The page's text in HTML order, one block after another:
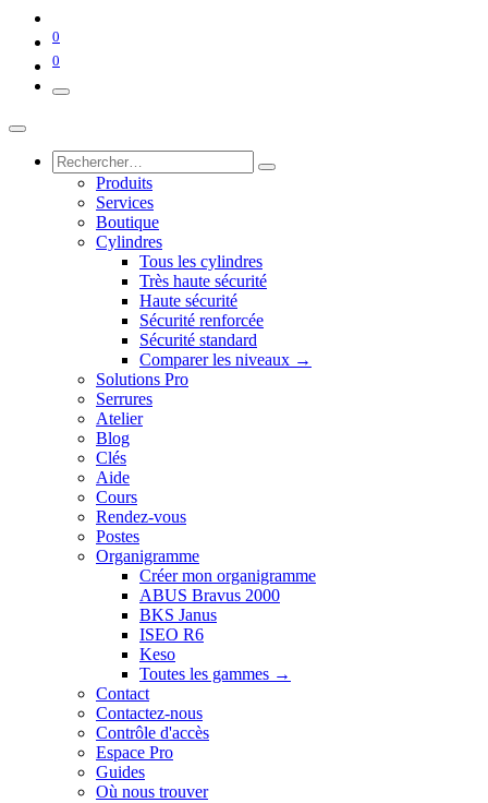
0
0
Produits
Services
Boutique
Cylindres
Tous les cylindres
Très haute sécurité
Haute sécurité
Sécurité renforcée
Sécurité standard
Comparer les niveaux →
Solutions Pro
Serrures
Atelier
Blog
Clés
Aide
Cours
Rendez-vous
Postes
Organigramme
Créer mon organigramme
ABUS Bravus 2000
BKS Janus
ISEO R6
Keso
Toutes les gammes →
Contact
Contactez-nous
Contrôle d'accès
Espace Pro
Guides
Où nous trouver